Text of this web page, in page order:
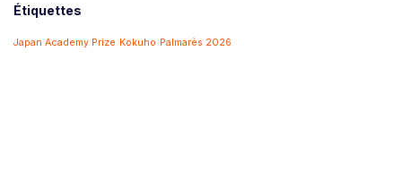
Étiquettes
Japan Academy Prize Kokuho Palmarès 2026